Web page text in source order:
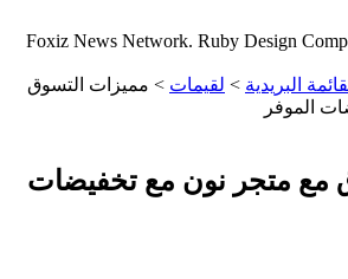
© 2022 Foxiz News Network. Ruby Design
البريدية > لقيمات > مميزات التسوق
الموفر
مع متجر نون مع تخفيضات